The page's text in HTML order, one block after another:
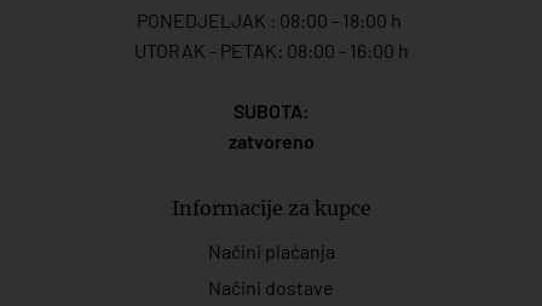
PONEDJELJAK : 08:00 - 18:00 h
UTORAK - PETAK: 08:00 - 16:00 h
SUBOTA:
zatvoreno
Informacije za kupce
Načini plaćanja
Načini dostave